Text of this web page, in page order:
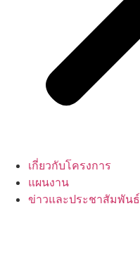
เกี่ยวกับโครงการ
แผนงาน
ข่าวและประชาสัมพันธ์